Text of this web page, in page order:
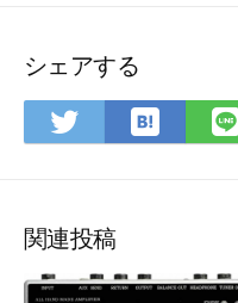
シェアする
Twitter
で
ア
は
て
マ
関連投稿